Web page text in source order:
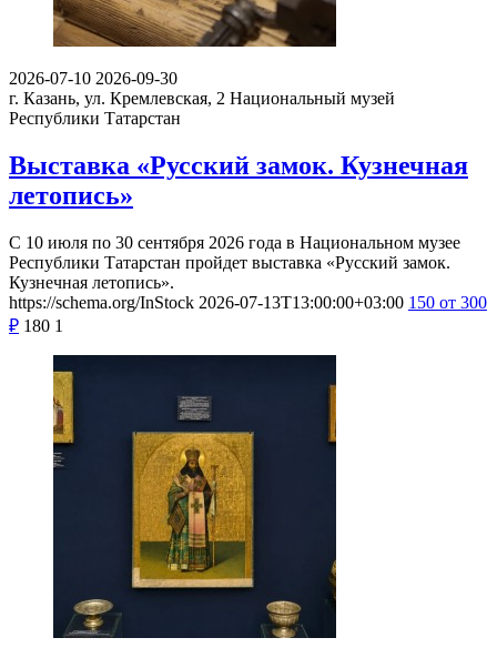
2026-07-10 2026-09-30
г. Казань, ул. Кремлевская, 2 Национальный музей
Республики Татарстан
Выставка «Русский замок. Кузнечная
летопись»
С 10 июля по 30 сентября 2026 года в Национальном музее
Республики Татарстан пройдет выставка «Русский замок.
Кузнечная летопись».
https://schema.org/InStock 2026-07-13T13:00:00+03:00 150 от 300
₽ 180 1